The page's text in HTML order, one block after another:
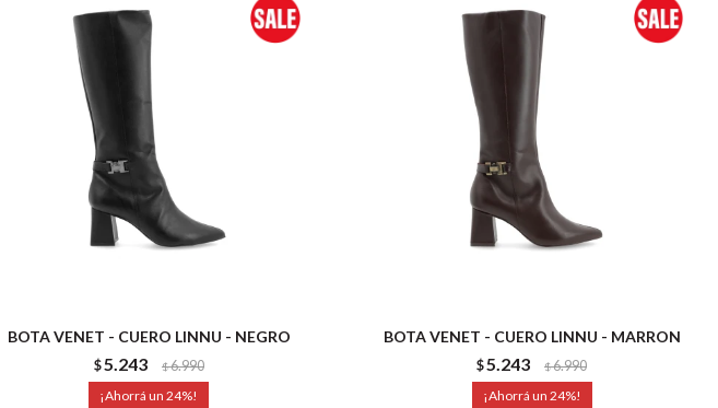
BOTA VENET - CUERO LINNU - NEGRO
$5.243 $6.990
24
BOTA VENET - CUERO LINNU - MARRON
$5.243 $6.990
24